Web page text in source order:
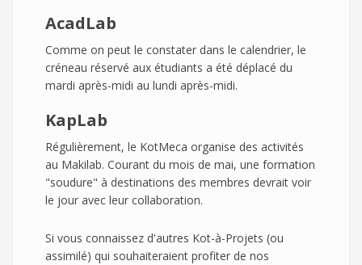
AcadLab
Comme on peut le constater dans le calendrier, le
créneau réservé aux étudiants a été déplacé du
mardi après-midi au lundi après-midi.
KapLab
Régulièrement, le KotMeca organise des activités
au Makilab. Courant du mois de mai, une formation
"soudure" à destinations des membres devrait voir
le jour avec leur collaboration.
Si vous connaissez d'autres Kot-à-Projets (ou
assimilé) qui souhaiteraient profiter de nos